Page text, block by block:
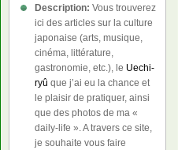
Description: Vous trouverez
ici des articles sur la culture
japonaise (arts, musique,
cinéma, littérature,
gastronomie, etc.), le Uechi-
ryû que j’ai eu la chance et
le plaisir de pratiquer, ainsi
que des photos de ma «
daily-life ». A travers ce site,
je souhaite vous faire